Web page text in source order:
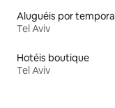
Tel Aviv
Hotéis boutique
Tel Aviv